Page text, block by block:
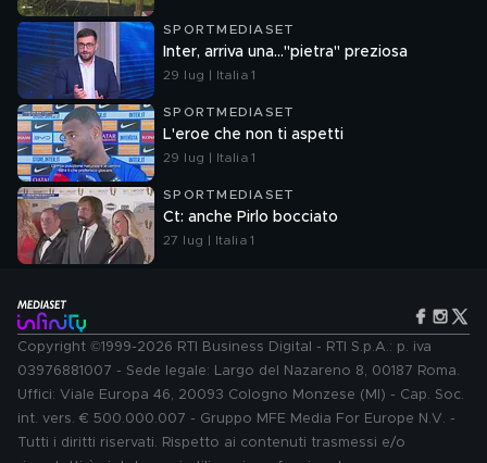
SPORTMEDIASET
Inter, arriva una..."pietra" preziosa
29 lug | Italia 1
SPORTMEDIASET
L'eroe che non ti aspetti
29 lug | Italia 1
SPORTMEDIASET
Ct: anche Pirlo bocciato
27 lug | Italia 1
Copyright ©1999-2026 RTI Business Digital - RTI S.p.A.: p. iva
03976881007 - Sede legale: Largo del Nazareno 8, 00187 Roma.
Uffici: Viale Europa 46, 20093 Cologno Monzese (MI) - Cap. Soc.
int. vers. € 500.000.007 - Gruppo MFE Media For Europe N.V. -
Tutti i diritti riservati. Rispetto ai contenuti trasmessi e/o